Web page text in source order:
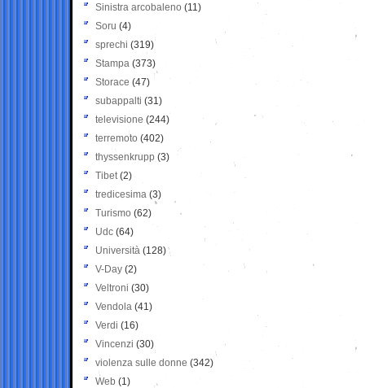
Sinistra arcobaleno (11)
Soru (4)
sprechi (319)
Stampa (373)
Storace (47)
subappalti (31)
televisione(244)
terremoto (402)
thyssenkrupp (3)
Tibet(2)
tredicesima (3)
Turismo (62)
Udc (64)
Università (128)
V-Day (2)
Veltroni (30)
Vendola (41)
Verdi (16)
Vincenzi (30)
violenza sulle donne (342)
Web (1)